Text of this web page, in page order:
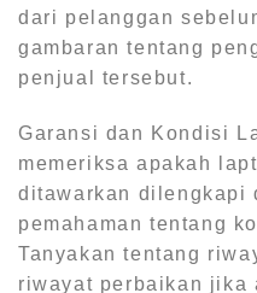
dari pelanggan
gambaran tentang
penjual tersebut.
Garansi dan Kondisi
memeriksa apakah
ditawarkan dilengkapi
pemahaman tentang
Tanyakan tentang
riwayat perbaikan jika